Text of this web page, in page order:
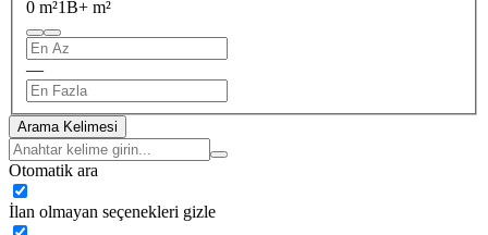
0 m²1B+ m²
—
Arama Kelimesi
Otomatik ara
İlan olmayan seçenekleri gizle